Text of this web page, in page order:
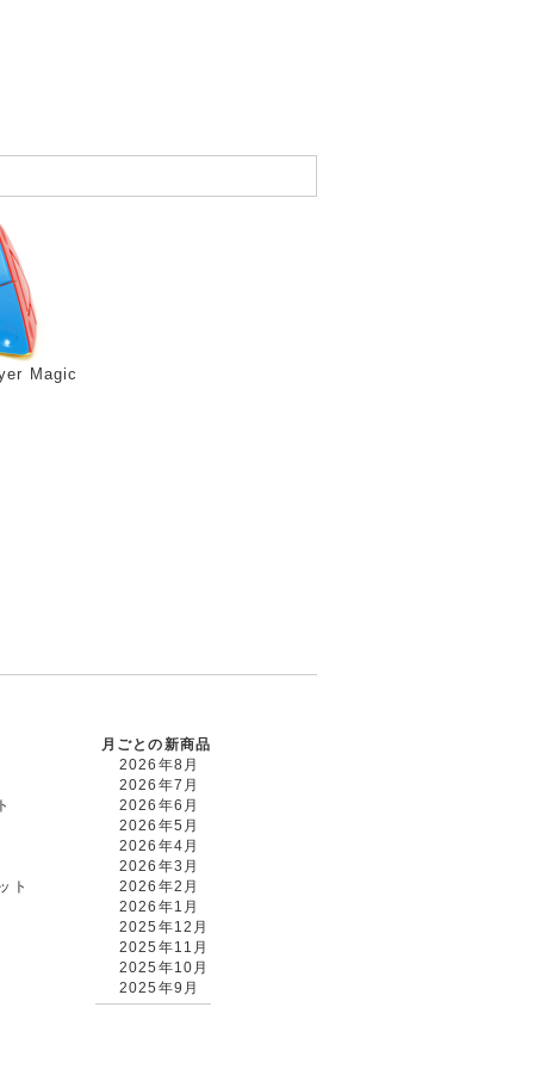
Magic
ト
月ごとの新商品
2026年8月
2026年7月
2026年6月
2026年5月
2026年4月
2026年3月
2026年2月
2026年1月
2025年12月
2025年11月
2025年10月
2025年9月